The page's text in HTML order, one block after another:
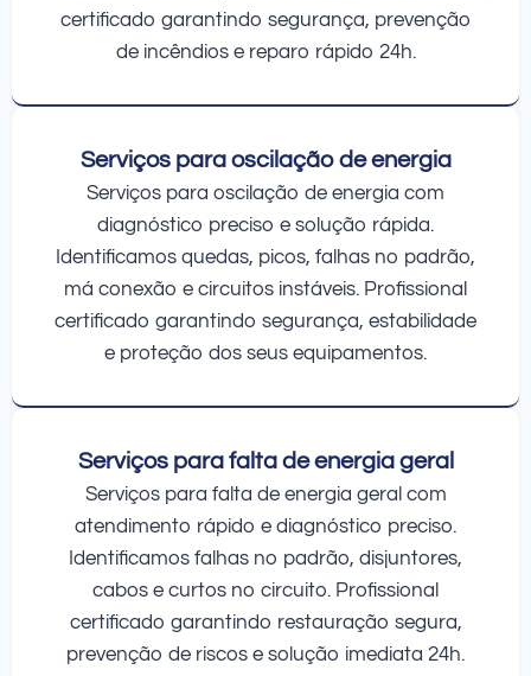
certificado garantindo segurança, prevenção
de incêndios e reparo rápido 24h.
Serviços para oscilação de energia
Serviços para oscilação de energia com
diagnóstico preciso e solução rápida.
Identificamos quedas, picos, falhas no padrão,
má conexão e circuitos instáveis. Profissional
certificado garantindo segurança, estabilidade
e proteção dos seus equipamentos.
Serviços para falta de energia geral
Serviços para falta de energia geral com
atendimento rápido e diagnóstico preciso.
Identificamos falhas no padrão, disjuntores,
cabos e curtos no circuito. Profissional
certificado garantindo restauração segura,
prevenção de riscos e solução imediata 24h.